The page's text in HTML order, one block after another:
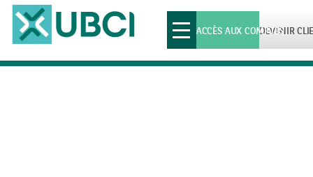
Toggle
navigationDEVENIR
ACCÈS AUX COMPTES